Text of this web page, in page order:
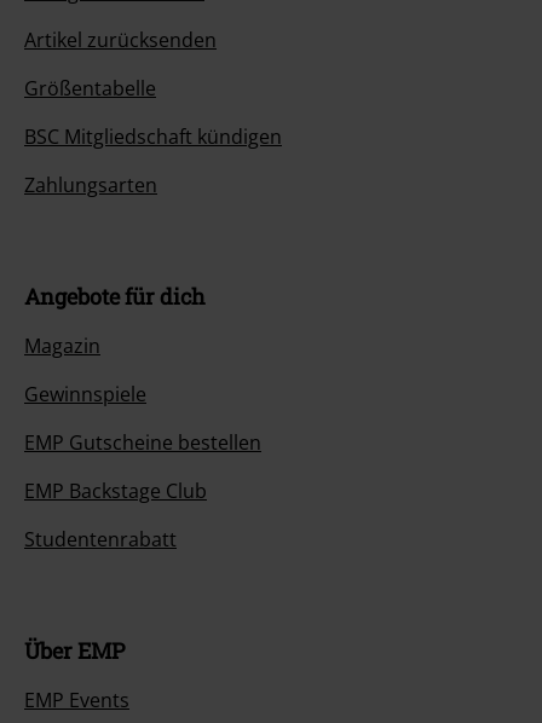
Artikel zurücksenden
Größentabelle
BSC Mitgliedschaft kündigen
Zahlungsarten
Angebote für dich
Magazin
Gewinnspiele
EMP Gutscheine bestellen
EMP Backstage Club
Studentenrabatt
Über EMP
EMP Events